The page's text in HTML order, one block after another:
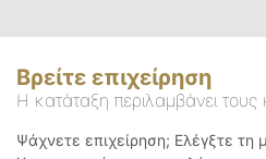
Βρείτε επιχείρηση
Η κατάταξη περιλαμβάνει
Ψάχνετε επιχείρηση; Ελέγξτε τη